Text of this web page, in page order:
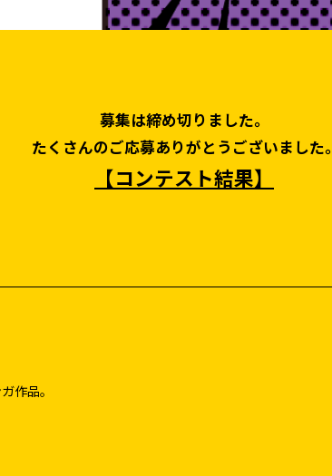
募集は締め切りました。
たくさんのご応募ありがとうございました。
【コンテスト結果】
作品。